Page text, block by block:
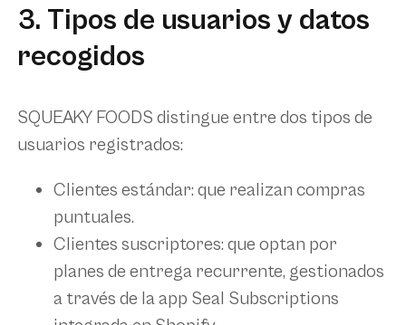
3. Tipos de usuarios y datos
recogidos
SQUEAKY FOODS distingue entre dos tipos de
usuarios registrados:
Clientes estándar: que realizan compras
puntuales.
Clientes suscriptores: que optan por
planes de entrega recurrente, gestionados
a través de la app Seal Subscriptions